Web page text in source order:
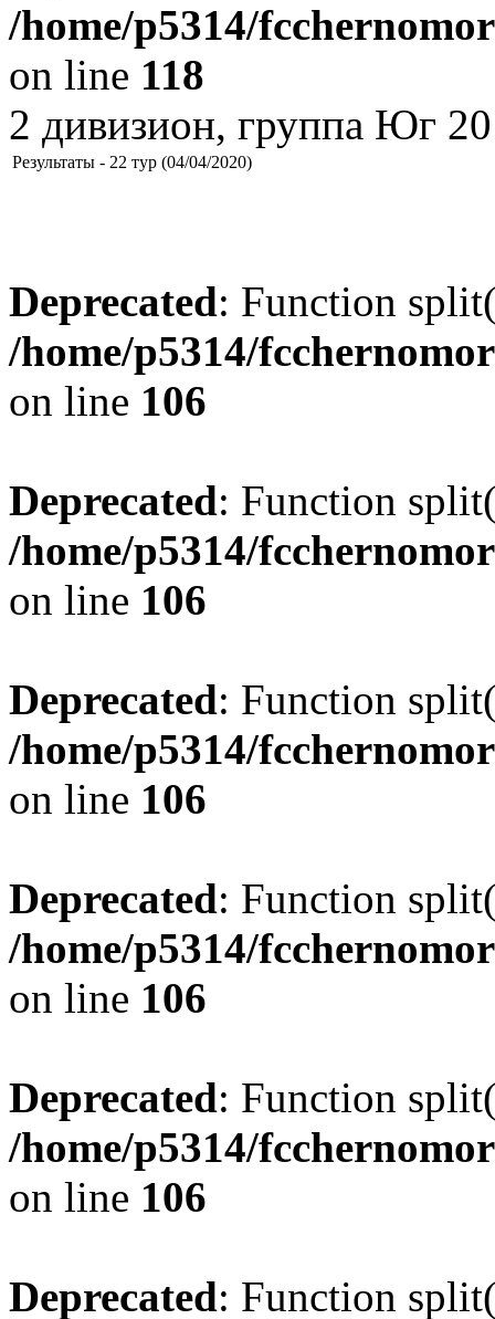
/home/p5314/
on line 118
2 дивизион, группа Юг
Результаты - 22 тур (04/04/2020)
Deprecated: Function
/home/p5314/
on line 106
Deprecated: Function
/home/p5314/
on line 106
Deprecated: Function
/home/p5314/
on line 106
Deprecated: Function
/home/p5314/
on line 106
Deprecated: Function
/home/p5314/
on line 106
Deprecated: Function